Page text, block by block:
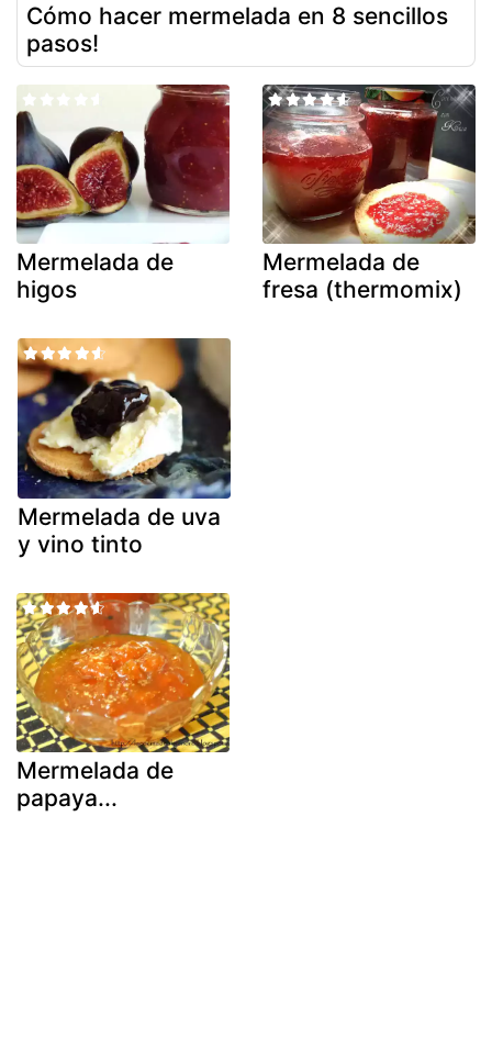
Cómo hacer mermelada en 8 sencillos
pasos!
Mermelada de
higos
Mermelada de
fresa (thermomix)
Mermelada de uva
y vino tinto
Mermelada de
papaya...